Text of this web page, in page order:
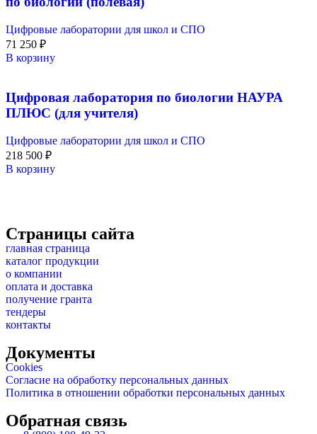
Цифровые лаборатории для школ и СПО
71 250 ₽
В корзину
Цифровая лаборатория по биологии НАУРА
ПЛЮС (для учителя)
Цифровые лаборатории для школ и СПО
218 500 ₽
В корзину
Страницы сайта
главная страница
каталог продукции
о компании
оплата и доставка
получение гранта
тендеры
контакты
Документы
Cookies
Согласие на обработку персональных данных
Политика в отношении обработки персональных данных
Обратная связь